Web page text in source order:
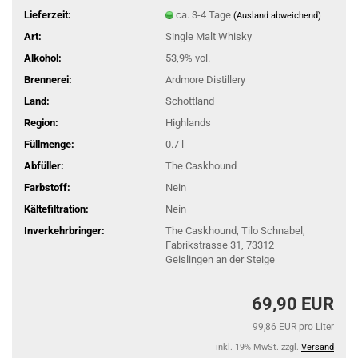
Lieferzeit:
ca. 3-4 Tage (Ausland abweichend)
Art:
Single Malt Whisky
Alkohol:
53,9% vol.
Brennerei:
Ardmore Distillery
Land:
Schottland
Region:
Highlands
Füllmenge:
0.7 l
Abfüller:
The Caskhound
Farbstoff:
Nein
Kältefiltration:
Nein
Inverkehrbringer:
The Caskhound, Tilo Schnabel,
Fabrikstrasse 31, 73312
Geislingen an der Steige
69,90 EUR
99,86 EUR pro Liter
inkl. 19% MwSt. zzgl. Versand